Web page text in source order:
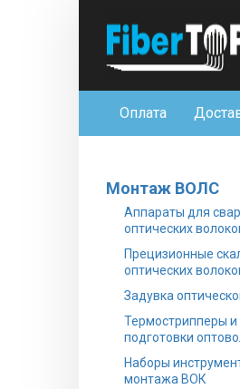
Оплата
Монтаж ВОЛС
Аппараты для
оптических
Прецизионные
оптических
Задувка
Термострипперы
подготовки
Наборы
монтажа ВОК